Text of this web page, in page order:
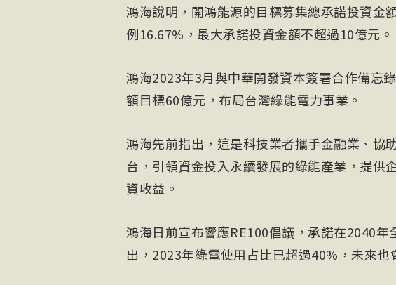
鴻海說明，開鴻能源的目標募集總承諾投資金
例16.67%，最大承諾投資金額不超過10億元。
鴻海2023年3月與中華開發資本簽署合作備忘
額目標60億元，布局台灣綠能電力事業。
鴻海先前指出，這是科技業者攜手金融業、協
台，引領資金投入永續發展的綠能產業，提供
資收益。
鴻海日前宣布響應RE100倡議，承諾在2040
出，2023年綠電使用占比已超過40%，未來也